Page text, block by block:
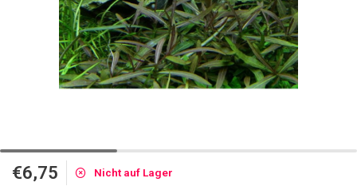
€6,75 Nicht auf Lager